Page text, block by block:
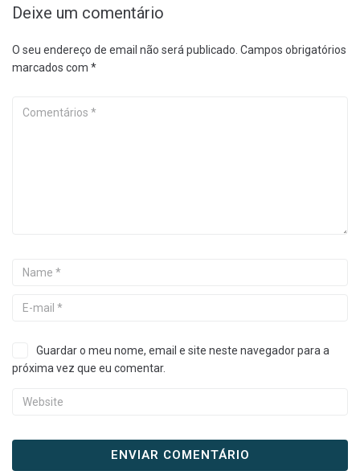
Deixe um comentário
O seu endereço de email não será publicado. Campos obrigatórios
marcados com *
Guardar o meu nome, email e site neste navegador para a
próxima vez que eu comentar.